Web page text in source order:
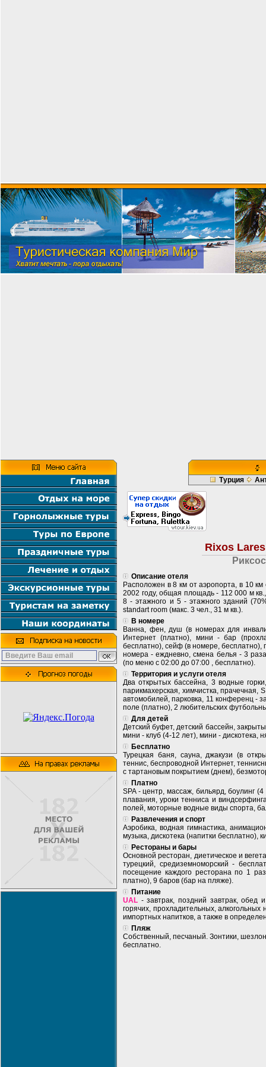
Турция
Rixos
Описание отеля
Расположен в 8 км от аэропорта, в 10
2002 году, общая площадь - 112 000 м
8 - этажного и 5 - этажного зданий
standart room (макс. 3 чел., 31 м кв.).
В номере
Ванна, фен, душ (в номерах для
Интернет (платно), мини - бар
бесплатно), сейф (в номере, бесплатно),
номера - еждневно, смена белья - 3
(по меню с 02:00 до 07:00 , бесплатно).
Территория и услуги отеля
Два открытых бассейна, 3 водные
парикмахерская, химчистка, прачечная,
автомобилей, парковка, 11 конференц -
поле (платно), 2 любительских
Для детей
Детский буфет, детский бассейн,
мини - клуб (4-12 лет), мини - дискотека,
Бесплатно
Турецкая баня, сауна, джакузи (в
теннис, беспроводной Интернет,
с тартановым покрытием (днем),
Платно
SPA - центр, массаж, бильярд, боулинг
плавания, уроки тенниса и
полей, моторные водные виды спорта,
Развлечения и спорт
Аэробика, водная гимнастика,
музыка, дискотека (напитки бесплатно),
Рестораны и бары
Основной ресторан, диетическое и
турецкий, средиземноморский -
посещение каждого ресторана по 1
платно), 9 баров (бар на пляже).
Питание
UAL - завтрак, поздний завтрак,
горячих, прохладительных,
импортных напитков, а также в
Пляж
Собственный, песчаный. Зонтики,
бесплатно.